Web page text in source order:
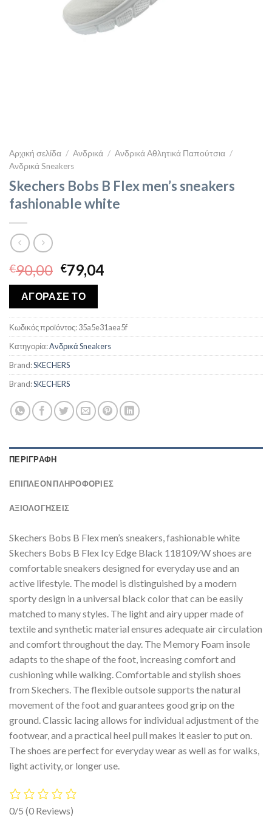
Αρχική σελίδα / Ανδρικά / Ανδρικά Αθλητικά Παπούτσια /
Ανδρικά Sneakers
Skechers Bobs B Flex men’s sneakers
fashionable white
€90,00 Original
price
was:
€90,00.
€79,04Η
€79,04.
ΑΓΟΡΑΣΕ ΤΟ
Κωδικός προϊόντος:35a5e31aea5f
Κατηγορία:Ανδρικά Sneakers
Brand:SKECHERS
Brand:SKECHERS
ΠΕΡΙΓΡΑΦΉ
ΕΠΙΠΛΈΟΝ ΠΛΗΡΟΦΟΡΊΕΣ
ΑΞΙΟΛΟΓΗΣΕΙΣ
Skechers Bobs B Flex men’s sneakers, fashionable white
Skechers Bobs B Flex Icy Edge Black 118109/W shoes are
comfortable sneakers designed for everyday use and an
active lifestyle. The model is distinguished by a modern
sporty design in a universal black color that can be easily
matched to many styles. The light and airy upper made of
textile and synthetic material ensures adequate air circulation
and comfort throughout the day. The Memory Foam insole
adapts to the shape of the foot, increasing comfort and
cushioning while walking. Comfortable and stylish shoes
from Skechers. The flexible outsole supports the natural
movement of the foot and guarantees good grip on the
ground. Classic lacing allows for individual adjustment of the
footwear, and a practical heel pull makes it easier to put on.
The shoes are perfect for everyday wear as well as for walks,
light activity, or longer use.
0/5 (0 Reviews)